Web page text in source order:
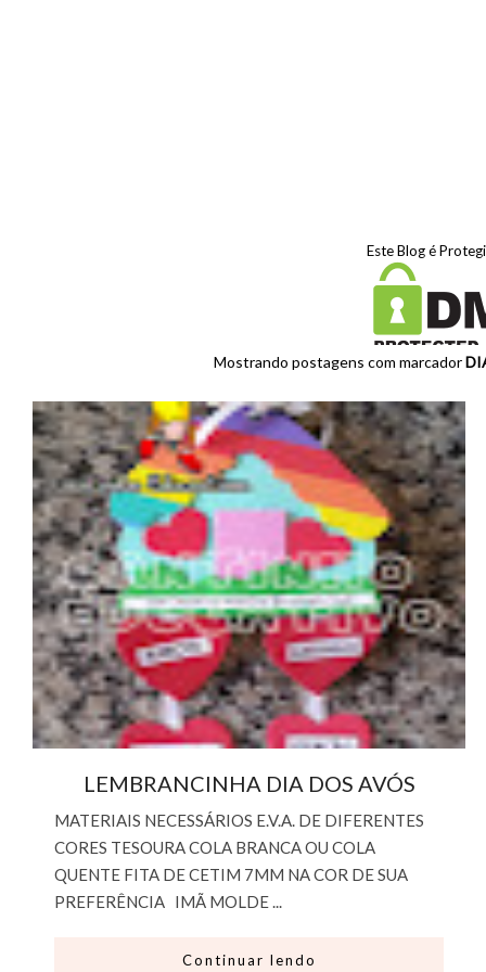
Este Blog é
Mostrando postagens com marcador
LEMBRANCINHA DIA DOS AVÓS
MATERIAIS NECESSÁRIOS E.V.A. DE DIFERENTES
CORES TESOURA COLA BRANCA OU COLA
QUENTE FITA DE CETIM 7MM NA COR DE SUA
PREFERÊNCIA IMÃ MOLDE ...
Continuar lendo